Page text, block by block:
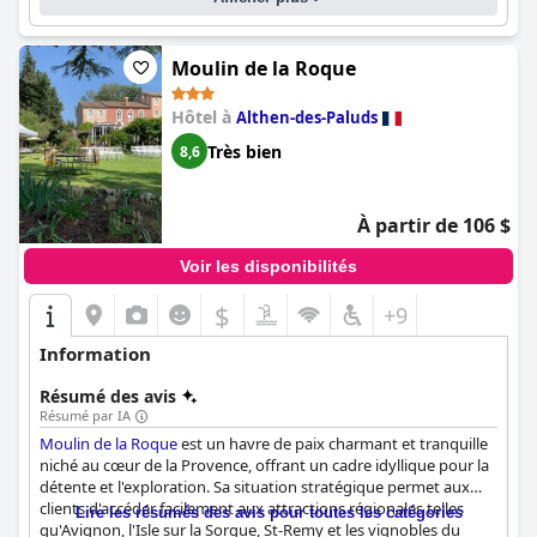
Moulin de la Roque
Hôtel à Althen-des-Paluds
8,6 Très bien
À partir de 106 $
Voir les disponibilités
$ +9
Information
Résumé des avis
Résumé par IA
Moulin de la Roqueest un havre de paix charmant et tranquille
niché au cœur de la Provence, offrant un cadre idyllique pour la
détente et l'exploration. Sa situation stratégique permet aux
clients d'accéder facilement aux attractions régionales telles
qu'Avignon, l'Isle sur la Sorgue, St-Remy et les vignobles du
Lire les résumés des avis pour toutes les catégories